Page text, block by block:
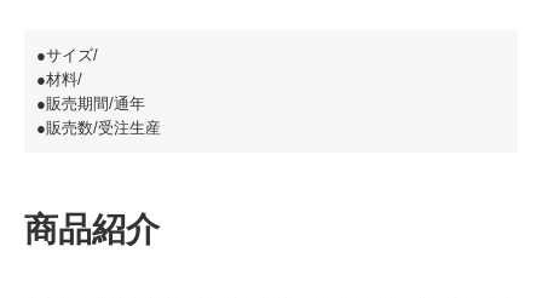
●サイズ/
●材料/
●販売期間/通年
●販売数/受注生産
商品紹介